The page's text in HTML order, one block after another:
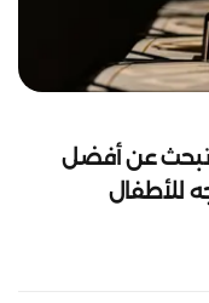
تبحث عن أفضل
للأطفال